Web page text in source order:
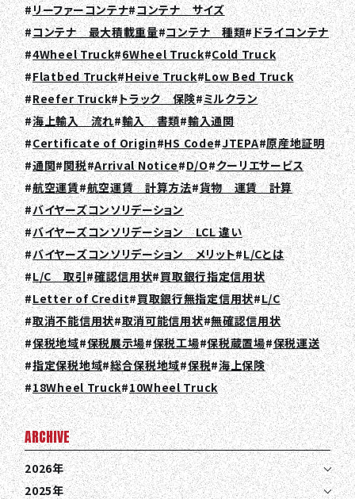
TOP
ABOUT HPS Value
SERVICES
COMPANY
RECRUIT
COLUMN
NEWS
CONTACT
リーファーコンテナ コンテナ サイズ
コンテナ 最大積載重量 コンテナ 種類 ドライコンテナ
4Wheel Truck 6Wheel Truck Cold Truck
Flatbed Truck Heive Truck Low Bed Truck
Reefer Truck トラック 保険 ミルクラン
海上輸入 流れ 輸入 書類 輸入通関
Certificate of Origin HS Code JTEPA 原産地証明
通関 関税 Arrival Notice D/O クーリエサービス
航空運賃 航空運賃 計算方法 貨物 運賃 計算
バイヤーズコンソリデーション
バイヤーズコンソリデーション LCL 違い
バイヤーズコンソリデーション メリット L/Cとは
L/C 取引 確認信用状 買取銀行指定信用状
Letter of Credit 買取銀行無指定信用状 L/C
取消不能信用状 取消可能信用状 無確認信用状
保税地域 保税展示場 保税工場 保税蔵置場 保税運送
指定保税地域 総合保税地域 保税 海上保険
18Wheel Truck 10Wheel Truck
ARCHIVE
2026年
2025年